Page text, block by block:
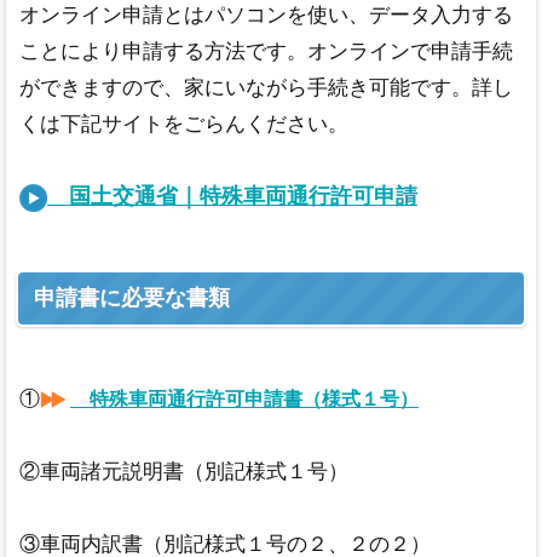
オンライン申請とはパソコンを使い、データ入力する
ことにより申請する方法です。オンラインで申請手続
ができますので、家にいながら手続き可能です。詳し
くは下記サイトをごらんください。
国土交通省｜特殊車両通行許可申請
申請書に必要な書類
① 特殊車両通行許可申請書（様式１号）
②車両諸元説明書（別記様式１号）
③車両内訳書（別記様式１号の２、２の２）